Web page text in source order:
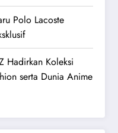
Polo Lacoste
Hadirkan Koleksi
serta Dunia Anime